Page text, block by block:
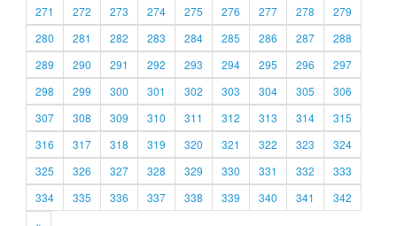
271
272 273 274 275 276 277 278
279
280
281 282 283 284 285 286 287
288
289
290 291 292 293 294 295 296
297
298
299 300 301 302 303 304 305
306
307
308 309 310 311 312 313 314
315
316
317 318 319 320 321 322 323
324
325
326 327 328 329 330 331 332
333
334
335 336 337 338 339 340 341
342